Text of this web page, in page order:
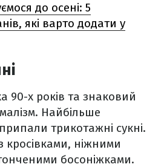
до осені: 5
які варто додати у
90-х років та знаковий
Найбільше
трикотажні сукні.
кросівками, ніжними
босоніжками.